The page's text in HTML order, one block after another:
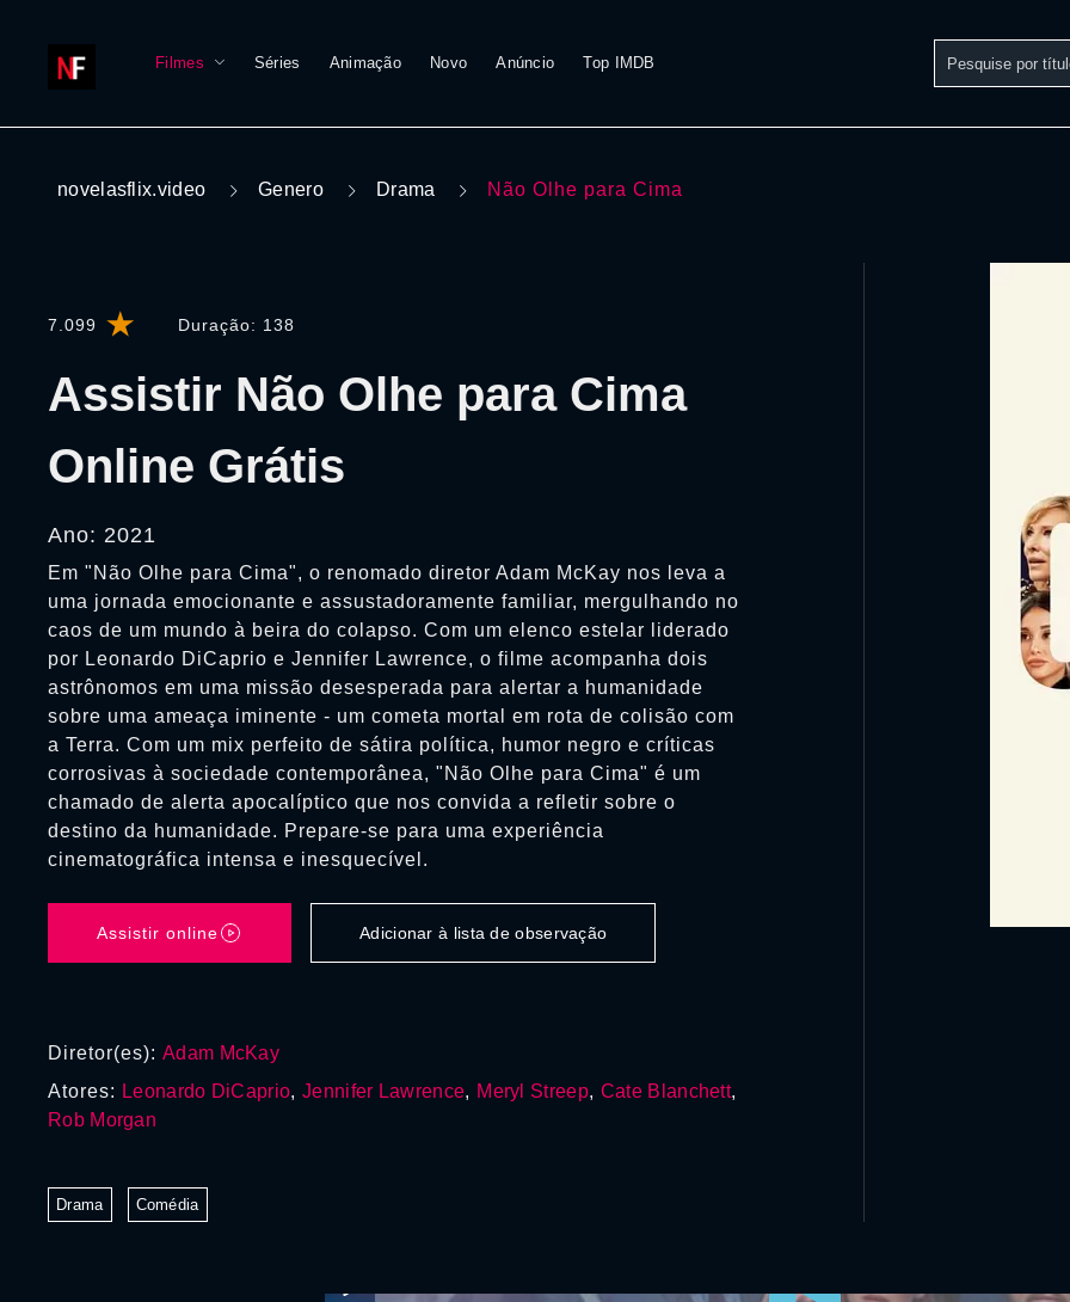
Filmes Séries Animação Novo Anúncio Top IMDB
novelasflix.video Genero Drama Não Olhe para Cima
7.099 Duração: 138
Assistir Não Olhe para Cima
Online Grátis
Ano: 2021
Em "Não Olhe para Cima", o renomado diretor Adam McKay nos leva a
uma jornada emocionante e assustadoramente familiar, mergulhando no
caos de um mundo à beira do colapso. Com um elenco estelar liderado
por Leonardo DiCaprio e Jennifer Lawrence, o filme acompanha dois
astrônomos em uma missão desesperada para alertar a humanidade
sobre uma ameaça iminente - um cometa mortal em rota de colisão com
a Terra. Com um mix perfeito de sátira política, humor negro e críticas
corrosivas à sociedade contemporânea, "Não Olhe para Cima" é um
chamado de alerta apocalíptico que nos convida a refletir sobre o
destino da humanidade. Prepare-se para uma experiência
cinematográfica intensa e inesquecível.
Assistir online Adicionar à lista de observação
Diretor(es): Adam McKay
Atores: Leonardo DiCaprio,Jennifer Lawrence, Meryl Streep, Cate Blanchett,
Rob Morgan
Drama Comédia